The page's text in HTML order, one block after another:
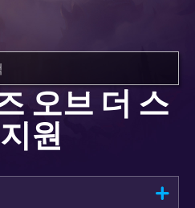
오브 더 스
원